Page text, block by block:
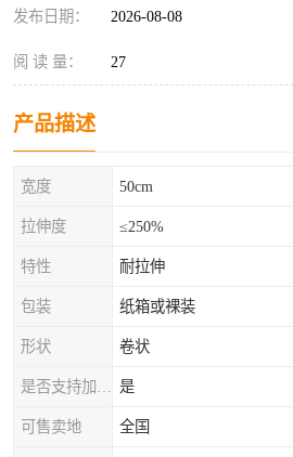
发布日期： 2026-08-08
阅 读 量： 27
产品描述
宽度 50cm
拉伸度 ≤250%
特性 耐拉伸
包装 纸箱或裸装
形状 卷状
是
可售卖地 全国